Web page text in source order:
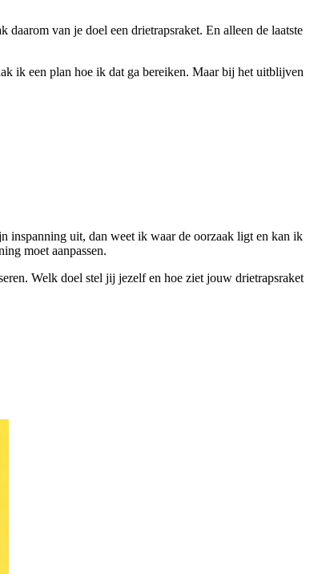
van je doel een drietrapsraket. En alleen de laatste
ik een plan hoe ik dat ga bereiken. Maar bij het uitblijven
inspanning uit, dan weet ik waar de oorzaak ligt en kan ik
moet aanpassen.
Welk doel stel jij jezelf en hoe ziet jouw drietrapsraket